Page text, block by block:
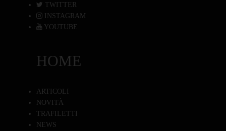
TWITTER
INSTAGRAM
YOUTUBE
HOME
ARTICOLI
NOVITÀ
TRAFILETTI
NEWS